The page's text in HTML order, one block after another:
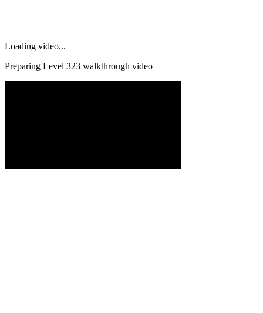
Loading video...
Preparing Level 323 walkthrough video